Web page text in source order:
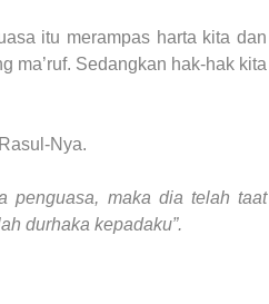
itu merampas harta kita dan
ma’ruf. Sedangkan hak-hak kita
Nya.
penguasa, maka dia telah taat
durhaka kepadaku”.